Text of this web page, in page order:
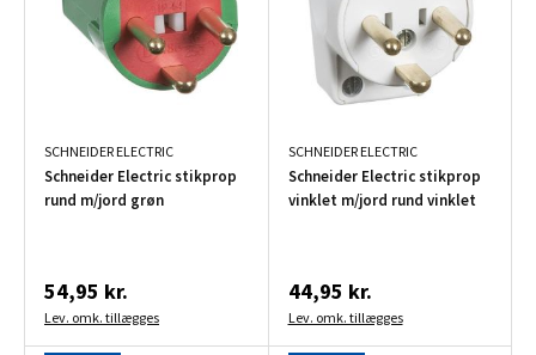
SCHNEIDER ELECTRIC
Schneider Electric stikprop
rund m/jord grøn
54,95 kr.
Lev. omk. tillægges
SCHNEIDER ELECTRIC
Schneider Electric stikprop
vinklet m/jord rund vinklet
44,95 kr.
Lev. omk. tillægges